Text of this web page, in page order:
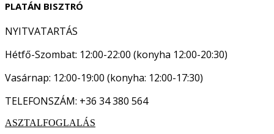
PLATÁN BISZTRÓ
NYITVATARTÁS
Hétfő-Szombat: 12:00-22:00 (konyha 12:00-20:30)
Vasárnap: 12:00-19:00 (konyha: 12:00-17:30)
TELEFONSZÁM: +36 34 380 564
ASZTALFOGLALÁS